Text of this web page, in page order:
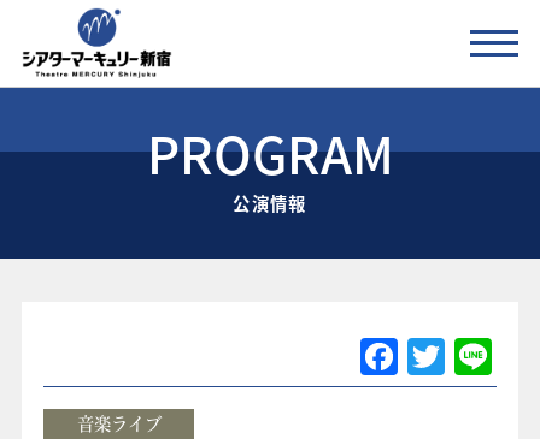
公演情報
アクセス
PROGRAM
公演情報
F
a
T
w
音楽ライブ